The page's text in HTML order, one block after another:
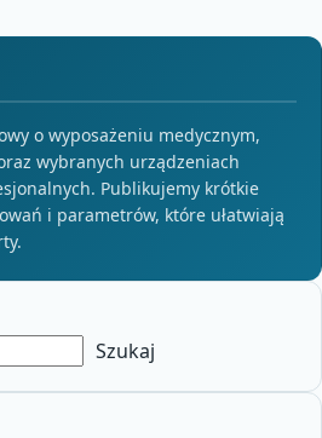
o wyposażeniu medycznym,
wybranych urządzeniach
Publikujemy krótkie
i parametrów, które ułatwiają
Szukaj